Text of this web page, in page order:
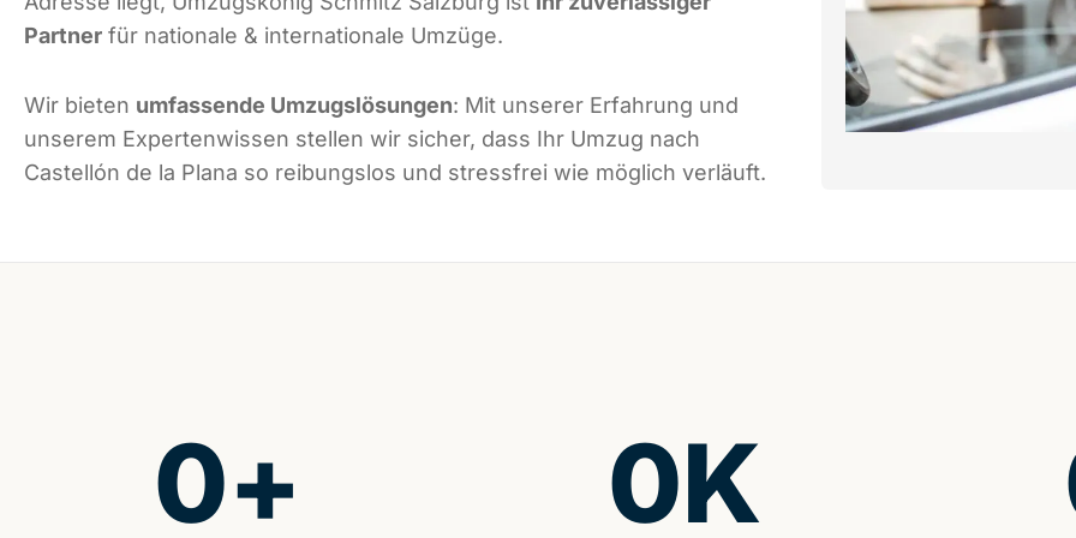
Partner für nationale & internationale Umzüge.
Wir bieten umfassende Umzugslösungen: Mit unserer Erfahrung und
unserem Expertenwissen stellen wir sicher, dass Ihr Umzug nach
Castellón de la Plana so reibungslos und stressfrei wie möglich verläuft.
0+ 0K